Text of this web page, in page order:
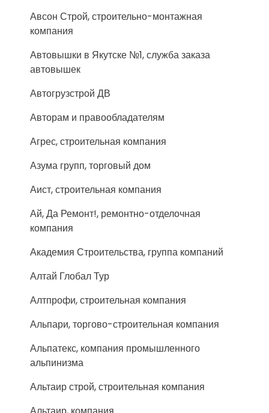
Авсон Строй, строительно-монтажная
компания
Автовышки в Якутске №1, служба заказа
автовышек
Автогрузстрой ДВ
Авторам и правообладателям
Агрес, строительная компания
Азума групп, торговый дом
Аист, строительная компания
Ай, Да Ремонт!, ремонтно-отделочная
компания
Академия Строительства, группа компаний
Алтай Глобал Тур
Алтпрофи, строительная компания
Альпари, торгово-строительная компания
Альпатекс, компания промышленного
альпинизма
Альтаир строй, строительная компания